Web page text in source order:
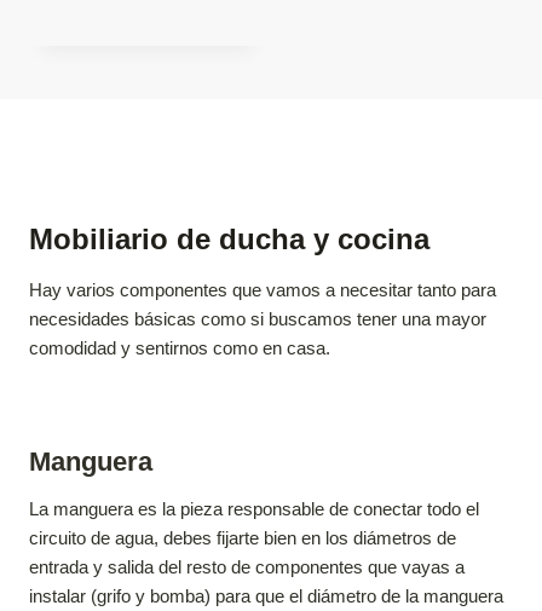
Mobiliario de ducha y cocina
Hay varios componentes que vamos a necesitar tanto para
necesidades básicas como si buscamos tener una mayor
comodidad y sentirnos como en casa.
Manguera
La manguera es la pieza responsable de conectar todo el
circuito de agua, debes fijarte bien en los diámetros de
entrada y salida del resto de componentes que vayas a
instalar (grifo y bomba) para que el diámetro de la manguera